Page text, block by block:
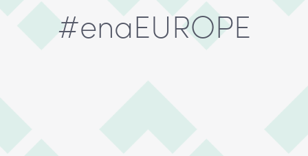
#enaEUROPE